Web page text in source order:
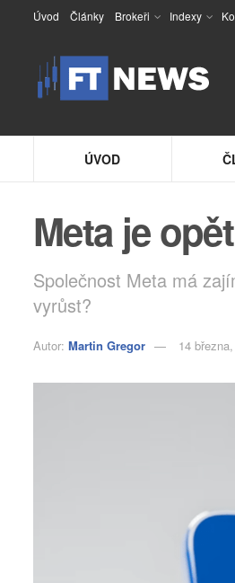
Úvod Články Brokeři Indexy
ÚVOD
Meta je
Společnost Meta má
vyrůst?
Autor: Martin Gregor 14